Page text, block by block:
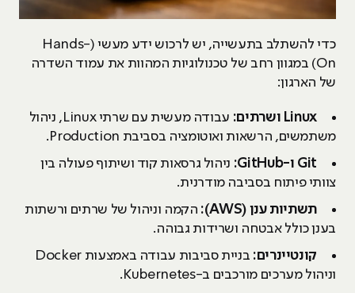
כדי להשתלב בתעשייה, יש לרכוש ידע מעשי (Hands-
On) במגוון רחב של טכנולוגיות המהוות את עמוד השדרה
של הארגון:
Linux ושרתים:
עבודה מעשית עם שרתי Linux, ניהול
משתמשים, הרשאות ואוטומציה בסביבת Production.
Git ו-GitHub
: ניהול גרסאות קוד ושיתוף פעולה בין
צוותי פיתוח בסביבה מודרנית.
תשתיות ענן (AWS
): הקמה וניהול של שרתים ורשתות
בענן כולל אבטחה ושרידות גבוהה.
קונטיינרים:
בניית סביבות עבודה באמצעות Docker
וניהול מערכים מורכבים ב-Kubernetes.